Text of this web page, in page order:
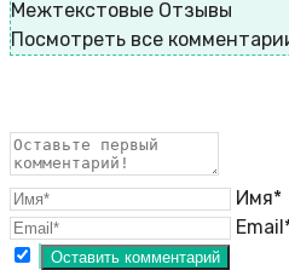
Межтекстовые Отзывы
Посмотреть все
Имя*